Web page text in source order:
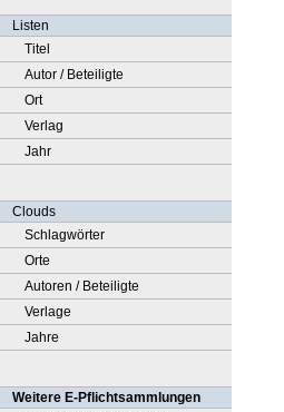
Listen
Titel
Autor / Beteiligte
Ort
Verlag
Jahr
Clouds
Schlagwörter
Orte
Autoren / Beteiligte
Verlage
Jahre
Weitere E-Pflichtsammlungen